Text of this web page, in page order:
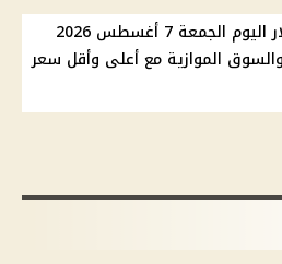
أسعار الدولار اليوم الجمعة 7 أغسطس 2026
الموازية مع أعلى وأقل سعر